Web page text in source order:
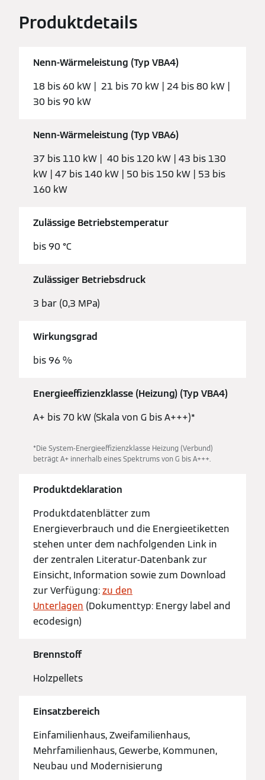
Produktdetails
Nenn-Wärmeleistung (Typ VBA4)
18 bis 60 kW | 21 bis 70 kW | 24 bis 80 kW |
30 bis 90 kW
Nenn-Wärmeleistung (Typ VBA6)
37 bis 110 kW | 40 bis 120 kW | 43 bis 130
kW | 47 bis 140 kW | 50 bis 150 kW | 53 bis
160 kW
Zulässige Betriebstemperatur
bis 90 °C
Zulässiger Betriebsdruck
3 bar (0,3 MPa)
Wirkungsgrad
bis 96 %
Energieeffizienzklasse (Heizung) (Typ VBA4)
A+ bis 70 kW (Skala von G bis A+++)*
*Die System-Energieeffizienzklasse Heizung (Verbund)
beträgt A+ innerhalb eines Spektrums von G bis A+++.
Produktdeklaration
Produktdatenblätter zum
Energieverbrauch und die Energieetiketten
stehen unter dem nachfolgenden Link in
der zentralen Literatur-Datenbank zur
Einsicht, Information sowie zum Download
zur Verfügung:zu den
Unterlagen (Dokumenttyp: Energy label and
ecodesign)
Brennstoff
Holzpellets
Einsatzbereich
Einfamilienhaus, Zweifamilienhaus,
Mehrfamilienhaus, Gewerbe, Kommunen,
Neubau und Modernisierung